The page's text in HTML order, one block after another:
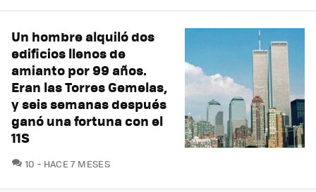
Un hombre alquiló dos
edificios llenos de
amianto por 99 años.
Eran las Torres Gemelas,
y seis semanas después
ganó una fortuna con el
11S
10 COMENTARIOS
HACE 7 MESES